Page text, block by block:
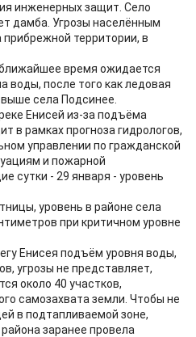
инженерных защит. Село
дамба. Угрозы населённым
территории, в
ближайшее время ожидается
после того как ледовая
села Подсинее.
Енисей из-за подъёма
в рамках прогноза гидрологов,
управлении по гражданской
и пожарной
сутки - 29 января - уровень
уровень в районе села
при критичном уровне
Енисея подъём уровня воды,
угрозы не представляет,
около 40 участков,
самозахвата земли. Чтобы не
в подтапливаемой зоне,
заранее провела